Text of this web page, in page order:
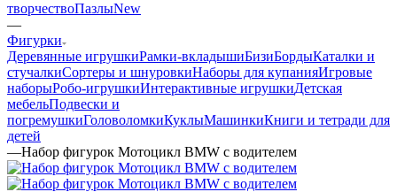
творчествоПазлыNew
—
Фигурки
Деревянные игрушкиРамки-вкладышиБизиБордыКаталки и
стучалкиСортеры и шнуровкиНаборы для купанияИгровые
наборыРобо-игрушкиИнтерактивные игрушкиДетская
мебельПодвески и
погремушкиГоловоломкиКуклыМашинкиКниги и тетради для
детей
—Набор фигурок Мотоцикл BMW с водителем